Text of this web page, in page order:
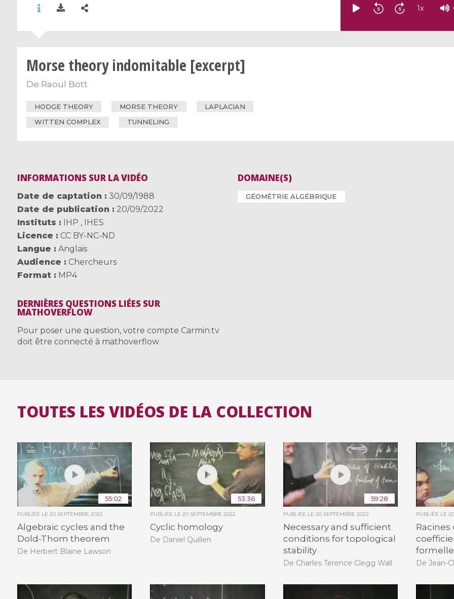
1x
Morse theory indomitable [excerpt]
De Raoul Bott
HODGE THEORY MORSE THEORY
LAPLACIAN
WITTEN COMPLEX
TUNNELING
INFORMATIONS SUR LA VIDÉO
Date de captation
30/09/1988
Date de publication
20/09/2022
Instituts
IHP , IHES
Licence
CC BY-NC-ND
Langue
Anglais
Audience
Chercheurs
Format
MP4
DOMAINE(S)
GÉOMÉTRIE ALGÉBRIQUE
DERNIÈRES QUESTIONS LIÉES SUR
MATHOVERFLOW
Pour poser une question, votre compte Carmin.tv
doit être connecté à mathoverflow
TOUTES LES VIDÉOS DE LA COLLECTION
55:02
PUBLIÉE LE 20 SEPTEMBRE 2022
Algebraic cycles and the
Dold-Thom theorem
De Herbert Blaine Lawson
53:36
PUBLIÉE LE20 SEPTEMBRE 2022
Cyclic homology
De Daniel Quillen
59:28
PUBLIÉE LE 20 SEPTEMBRE 2022
Necessary and sufficient
conditions for topological
stability
De Charles Terence Clegg Wall
PUBLIÉE LE
De Jean-